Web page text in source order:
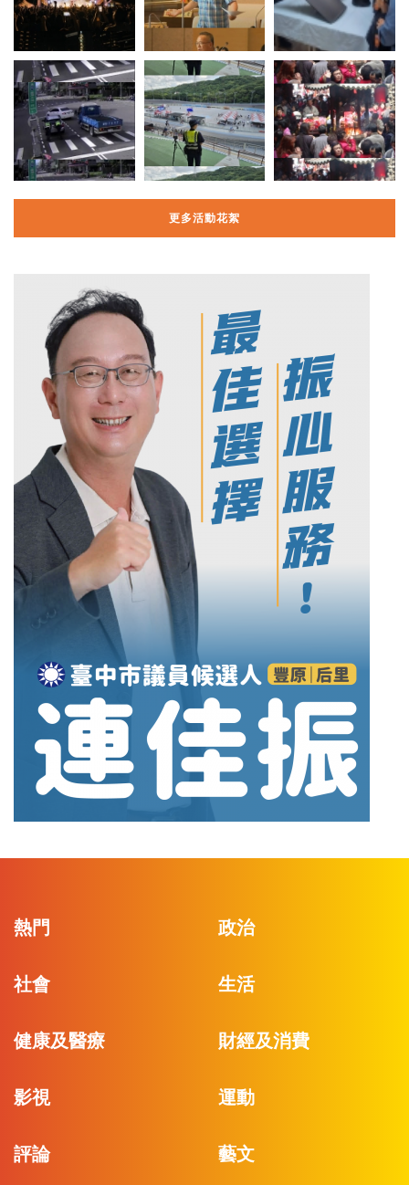
更多活動花絮
熱門 政治
社會 生活
健康及醫療 財經及消費
影視 運動
評論 藝文